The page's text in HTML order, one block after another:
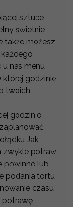
sztuce
świetnie
także możesz
u nas menu
której godzinie
twoich
godzin o
Jak
zwykle potraw
powinno lub
podania tortu
czasu
potrawę